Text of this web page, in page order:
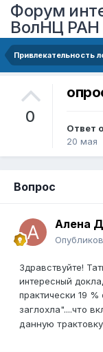
Форум
ВолНЦ РАН
0
Ответ
20 мая
Вопрос
Алена
Здравствуйте!
интересный
практически 19
заглохла"....что
данную